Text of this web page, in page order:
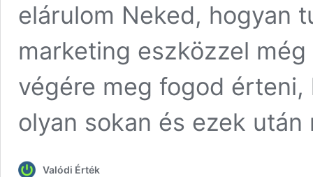
elárulom Neked, hogyan
marketing eszközzel
végére meg fogod
olyan sokan és ezek
Valódi Érték